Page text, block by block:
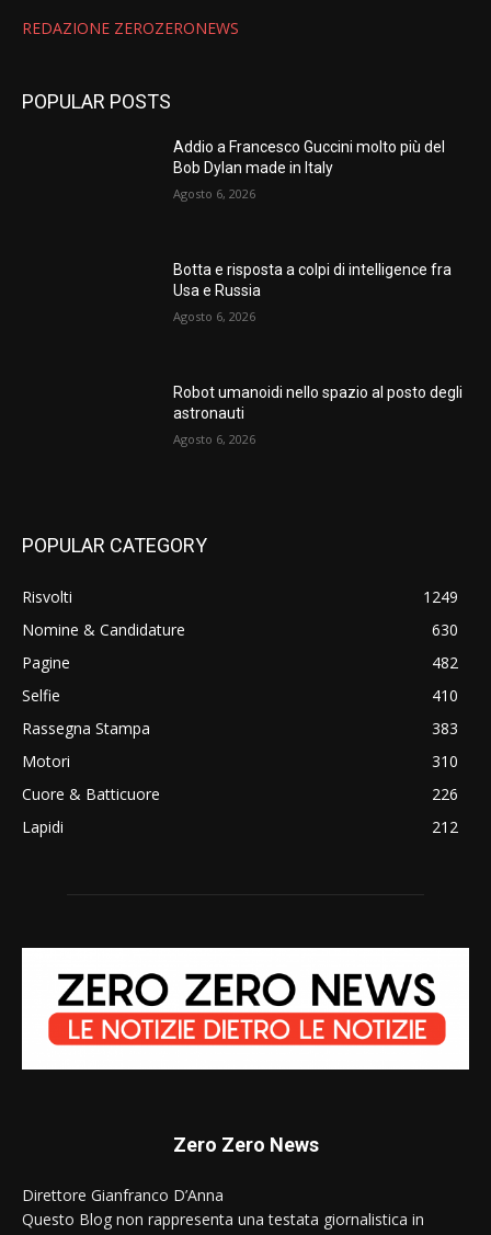
REDAZIONE ZEROZERONEWS
POPULAR POSTS
Addio a Francesco Guccini molto più del
Bob Dylan made in Italy
Agosto 6, 2026
Botta e risposta a colpi di intelligence fra
Usa e Russia
Agosto 6, 2026
Robot umanoidi nello spazio al posto degli
astronauti
Agosto 6, 2026
POPULAR CATEGORY
Risvolti
1249
Nomine & Candidature
630
Pagine
482
Selfie
410
Rassegna Stampa
383
Motori
310
Cuore & Batticuore
226
Lapidi
212
Zero Zero News
Direttore Gianfranco D’Anna
Questo Blog non rappresenta una testata giornalistica in